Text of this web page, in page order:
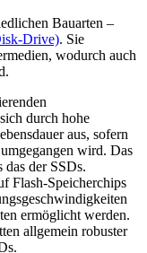
Bauarten –
Drive). Sie
wodurch auch
durch hohe
aus, sofern
wird. Das
der SSDs.
Flash-Speicherchips
ermöglicht werden.
allgemein robuster